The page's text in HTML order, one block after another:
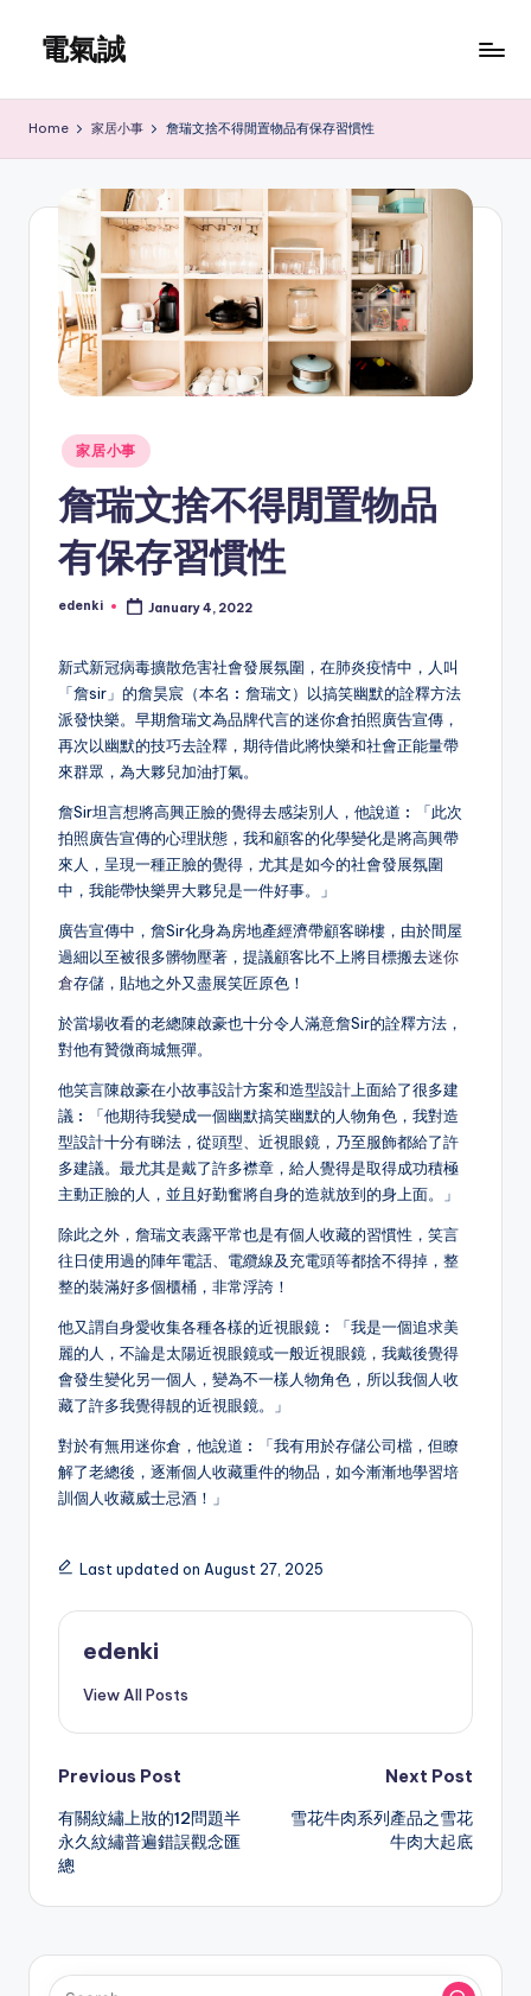
content
電氣誠
Home 家居小事 詹瑞文捨不得閒置物品有保存習慣性
Posted
in
家居小事
詹瑞文捨不得閒置物品
有保存習慣性
Posted
edenki January 4, 2022
新式新冠病毒擴散危害社會發展氛圍，在肺炎疫情中，人叫
「詹sir」的詹昊宸（本名︰詹瑞文）以搞笑幽默的詮釋方法
派發快樂。早期詹瑞文為品牌代言的迷你倉拍照廣告宣傳，
再次以幽默的技巧去詮釋，期待借此將快樂和社會正能量帶
來群眾，為大夥兒加油打氣。
詹Sir坦言想將高興正臉的覺得去感柒別人，他說道︰「此次
拍照廣告宣傳的心理狀態，我和顧客的化學變化是將高興帶
來人，呈現一種正臉的覺得，尤其是如今的社會發展氛圍
中，我能帶快樂畀大夥兒是一件好事。」
廣告宣傳中，詹Sir化身為房地產經濟帶顧客睇樓，由於間屋
過細以至被很多髒物壓著，提議顧客比不上將目標搬去迷你
倉存儲，貼地之外又盡展笑匠原色！
於當場收看的老總陳啟豪也十分令人滿意詹Sir的詮釋方法，
對他有贊微商城無彈。
他笑言陳啟豪在小故事設計方案和造型設計上面給了很多建
議︰「他期待我變成一個幽默搞笑幽默的人物角色，我對造
型設計十分有睇法，從頭型、近視眼鏡，乃至服飾都給了許
多建議。最尤其是戴了許多襟章，給人覺得是取得成功積極
主動正臉的人，並且好勤奮將自身的造就放到的身上面。」
除此之外，詹瑞文表露平常也是有個人收藏的習慣性，笑言
往日使用過的陣年電話、電纜線及充電頭等都捨不得掉，整
整的裝滿好多個櫃桶，非常浮誇！
他又謂自身愛收集各種各樣的近視眼鏡︰「我是一個追求美
麗的人，不論是太陽近視眼鏡或一般近視眼鏡，我戴後覺得
會發生變化另一個人，變為不一樣人物角色，所以我個人收
藏了許多我覺得靚的近視眼鏡。」
對於有無用迷你倉，他說道︰「我有用於存儲公司檔，但瞭
解了老總後，逐漸個人收藏重件的物品，如今漸漸地學習培
訓個人收藏威士忌酒！」
Last updated on August 27, 2025
edenki
View All Posts
Post
navigation
Previous Post
有關紋繡上妝的12問題半
永久紋繡普遍錯誤觀念匯
總
Next Post
雪花牛肉系列產品之雪花
牛肉大起底